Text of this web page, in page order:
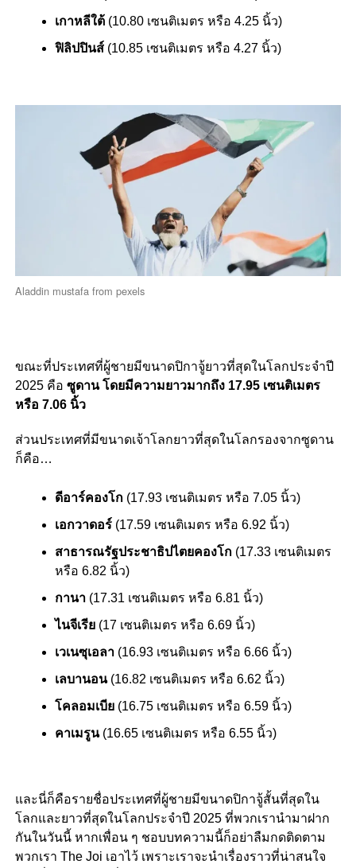
เกาหลีใต้(10.80 เซนติเมตร หรือ 4.25 นิ้ว)
ฟิลิปปินส์(10.85 เซนติเมตร หรือ 4.27 นิ้ว)
Aladdin mustafa from pexels
ขณะที่ประเทศที่ผู้ชายมีขนาดปิกาจู้ยาวที่สุดในโลกประจำปี
2025 คือ ซูดาน โดยมีความยาวมากถึง 17.95 เซนติเมตร
หรือ 7.06 นิ้ว
ส่วนประเทศที่มีขนาดเจ้าโลกยาวที่สุดในโลกรองจากซูดาน
ก็คือ…
ดีอาร์คองโก(17.93 เซนติเมตร หรือ 7.05 นิ้ว)
เอกวาดอร์(17.59 เซนติเมตร หรือ 6.92 นิ้ว)
สาธารณรัฐประชาธิปไตยคองโก(17.33 เซนติเมตร
หรือ 6.82 นิ้ว)
กานา(17.31 เซนติเมตร หรือ 6.81 นิ้ว)
ไนจีเรีย(17 เซนติเมตร หรือ 6.69 นิ้ว)
เวเนซุเอลา(16.93 เซนติเมตร หรือ 6.66 นิ้ว)
เลบานอน(16.82 เซนติเมตร หรือ 6.62 นิ้ว)
โคลอมเบีย(16.75 เซนติเมตร หรือ 6.59 นิ้ว)
คาเมรูน(16.65 เซนติเมตร หรือ 6.55 นิ้ว)
และนี่ก็คือรายชื่อประเทศที่ผู้ชายมีขนาดปิกาจู้สั้นที่สุดใน
โลกและยาวที่สุดในโลกประจำปี 2025 ที่พวกเรานำมาฝาก
กันในวันนี้ หากเพื่อน ๆ ชอบบทความนี้ก็อย่าลืมกดติดตาม
พวกเรา The Joi เอาไว้ เพราะเราจะนำเรื่องราวที่น่าสนใจ